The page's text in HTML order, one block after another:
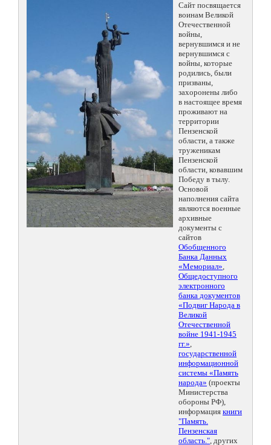
Сайт посвящается
воинам Великой
Отечественной
войны,
вернувшимся и не
вернувшимся с
войны, которые
родились, были
призваны,
захоронены либо
в настоящее время
проживают на
территории
Пензенской
области, а также
труженикам
Пензенской
области, ковавшим
Победу в тылу.
Основой
наполнения сайта
являются военные
архивные
документы с
сайтов
Обобщенного
Банка Данных
«Мемориал»,
Общедоступного
электронного
банка документов
«Подвиг Народа в
Великой
Отечественной
войне 1941-1945
гг.»,
государственной
информационной
системы «Память
народа» (проекты
Министерства
обороны РФ),
информация книги
"Память.
Пензенская
область.", других